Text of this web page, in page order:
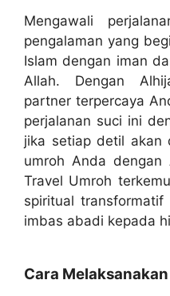
Mengawali
pengalaman yang
Islam dengan iman
Allah. Dengan
partner terpercaya
perjalanan suci ini
jika setiap detil akan
umroh Anda dengan
Travel Umroh
spiritual transformatif
imbas abadi kepada
Cara